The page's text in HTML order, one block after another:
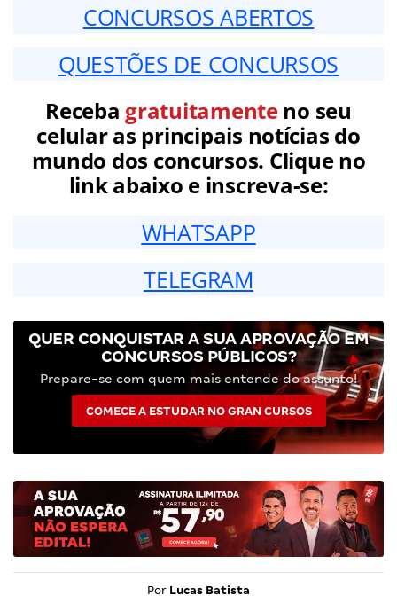
CONCURSOS ABERTOS
QUESTÕES DE CONCURSOS
Receba gratuitamenteno seu
celular as principais notícias do
mundo dos concursos. Clique no
link abaixo e inscreva-se:
WHATSAPP
TELEGRAM
QUER CONQUISTAR A SUA APROVAÇÃO EM
CONCURSOS PÚBLICOS?
Prepare-se com quem mais entende do assunto!
COMECE A ESTUDAR NO GRAN CURSOS
Por Lucas Batista